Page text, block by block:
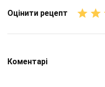
Оцінити рецепт
Коментарі